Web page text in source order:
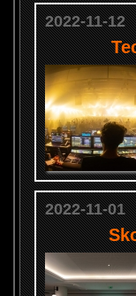
2022-11-12
2022-11-01